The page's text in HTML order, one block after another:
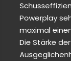
Powerplay
maximal
Die Stärke